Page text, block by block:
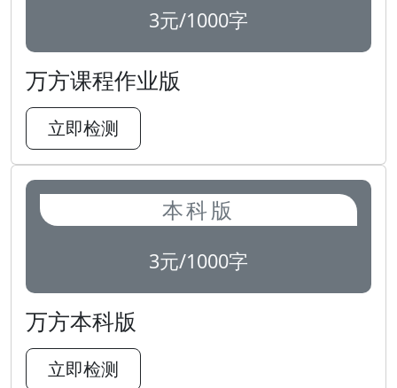
3元/1000字
万方课程作业版
立即检测
本科版
3元/1000字
万方本科版
立即检测